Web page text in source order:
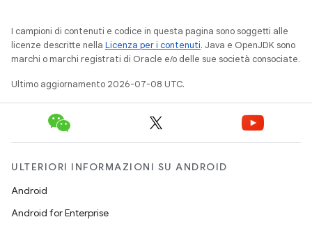
I campioni di contenuti e codice in questa pagina sono soggetti alle
licenze descritte nella Licenza per i contenuti. Java e OpenJDK sono
marchi o marchi registrati di Oracle e/o delle sue società consociate.
Ultimo aggiornamento 2026-07-08 UTC.
ULTERIORI INFORMAZIONI SU ANDROID
Android
Android for Enterprise